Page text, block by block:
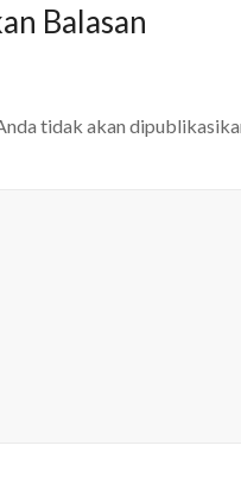
Balasan
tidak akan